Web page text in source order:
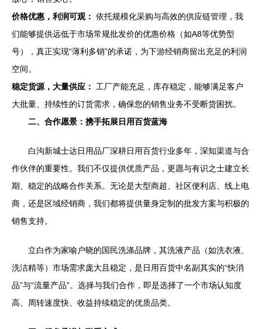
价格优惠，利润可观： 依托规模化采购与高效的供应链管理，我
们能够提供远低于市场常规批发价的优惠价格（如A8等优势型
号），真正实现“薄利多销”的承诺，为下游经销商留出充足的利润
空间。
稳定货源，大量供应：
工厂产能充足，库存稳定，能够满足客户
大批量、持续性的订货需求，确保您的销售业务不受断货困扰。
二、合作愿景：携手拓展日用百货蓝海
白沟新城士达日用品厂深耕日用百货行业多年，深知渠道与合
作伙伴的重要性。我们不仅提供优质产品，更愿与有识之士建立长
期、稳定的战略合作关系。无论是大型商超、社区便利店、线上电
商，还是区域经销商，我们都将提供量身定制的批发方案与积极的
销售支持。
立白作为家喻户晓的国民洗涤品牌，其洗液产品（如洗衣液、
洗洁精等）市场需求庞大且稳定，是日用百货中名副其实的“快消
品”与“流量产品”。选择与我们合作，即是选择了一个市场认知度
高、周转速度快、收益持续稳定的优质品类。